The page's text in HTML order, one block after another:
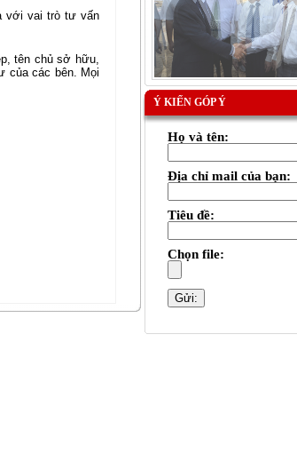
với vai trò tư vấn
tên chủ sở hữu,
của các bên. Mọi
Ý KIẾN GÓP Ý
Họ và tên:
Địa chỉ mail của bạn:
Tiêu đề:
Chọn file: